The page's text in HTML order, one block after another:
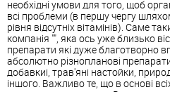
необхідні умови для того, щоб
всі проблеми (в першу чергу
рівня відсутніх вітамінів). Саме
компанія "", яка ось уже близько
препарати які дуже благотворно
абсолютно різнопланові
добавкиі, трав'яні настойки,
іншого. Важливо те, що в основі